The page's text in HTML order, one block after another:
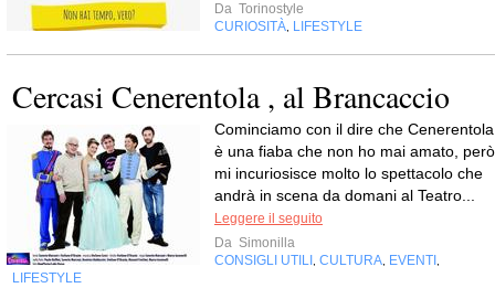
Da Torinostyle
CURIOSITÀ LIFESTYLE
Cercasi Cenerentola , al Brancaccio
Cominciamo con il dire che Cenerentola
è una fiaba che non ho mai amato, però
mi incuriosisce molto lo spettacolo che
andrà in scena da domani al Teatro...
Leggere il seguito
Da Simonilla
CONSIGLI UTILI
CULTURA EVENTI
LIFESTYLE